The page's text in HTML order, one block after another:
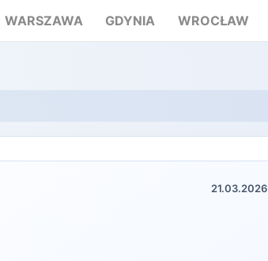
WARSZAWA GDYNIA WROCŁAW
21.03.2026